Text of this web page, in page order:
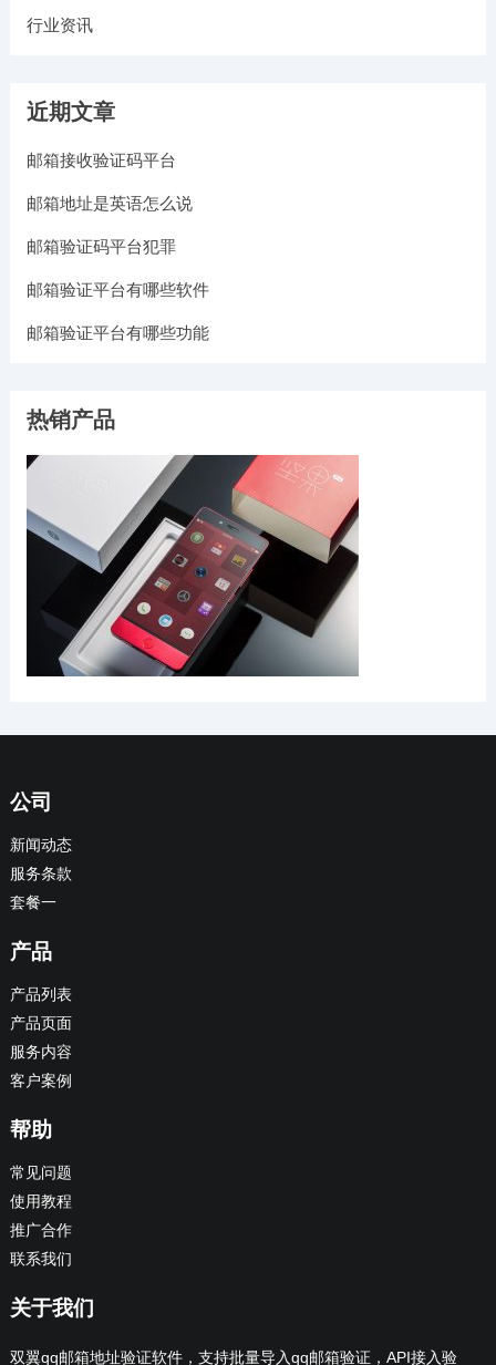
行业资讯
近期文章
邮箱接收验证码平台
邮箱地址是英语怎么说
邮箱验证码平台犯罪
邮箱验证平台有哪些软件
邮箱验证平台有哪些功能
热销产品
公司
新闻动态
服务条款
套餐一
产品
产品列表
产品页面
服务内容
客户案例
帮助
常见问题
使用教程
推广合作
联系我们
关于我们
双翼qq邮箱地址验证软件，支持批量导入qq邮箱验证，API接入验